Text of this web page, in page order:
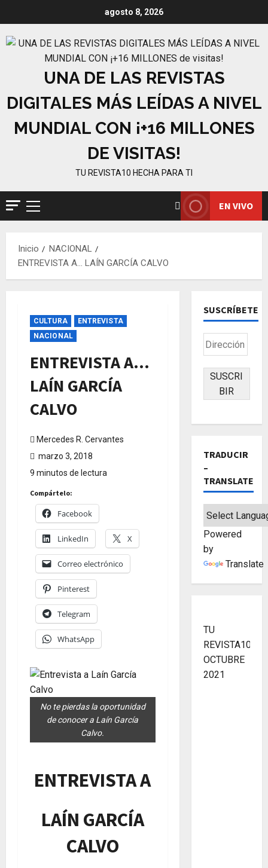
al
contenido
agosto 8, 2026
UNA DE LAS REVISTAS
DIGITALES MÁS LEÍDAS A NIVEL
MUNDIAL CON ¡+16 MILLONES
DE VISITAS!
TU REVISTA10 HECHA PARA TI
Menú
EN VIVO
Inicio
NACIONAL
ENTREVISTA A… LAÍN GARCÍA CALVO
CULTURA
ENTREVISTA
NACIONAL
ENTREVISTA A…
LAÍN GARCÍA
CALVO
Mercedes R. Cervantes
marzo 3, 2018
9 minutos de lectura
Compártelo:
Facebook
LinkedIn X
Correo electrónico
Pinterest
Telegram
WhatsApp
No te pierdas la oportunidad
de conocer a Laín García
Calvo.
ENTREVISTA A
LAÍN GARCÍA
CALVO
SUSCRÍBETE
Dirección
de
correo
electrónico
SUSCRI
BIR
TRADUCIR
–
TRANSLATE
Powered
by
Translate
TU
REVISTA10
OCTUBRE
2021